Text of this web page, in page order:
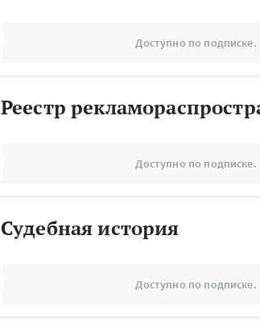
Доступно по подписке.
Реестр
Доступно по подписке.
Судебная история
Доступно по подписке.